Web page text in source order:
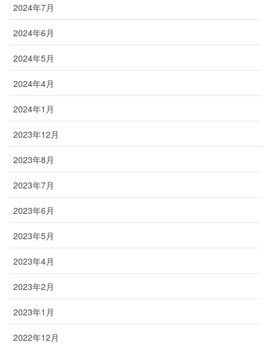
2024年7月
2024年6月
2024年5月
2024年4月
2024年1月
2023年12月
2023年8月
2023年7月
2023年6月
2023年5月
2023年4月
2023年2月
2023年1月
2022年12月